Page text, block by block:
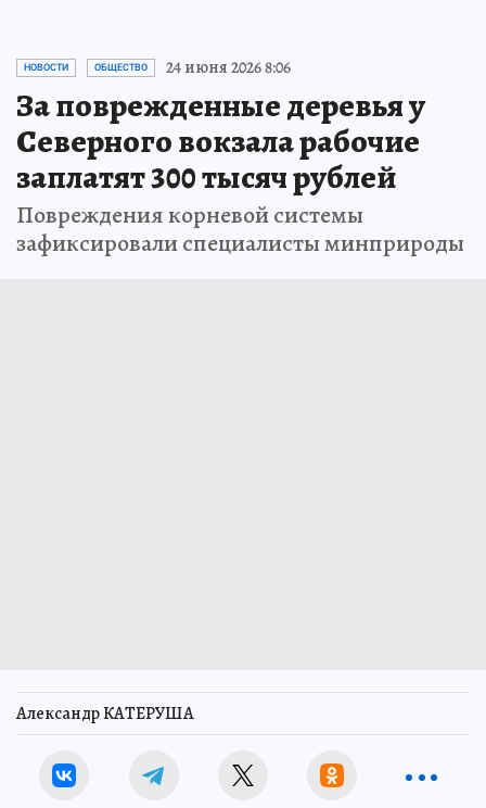
НОВОСТИ ОБЩЕСТВО 24 июня 2026 8:06
За поврежденные деревья у
Северного вокзала рабочие
заплатят 300 тысяч рублей
Повреждения корневой системы
зафиксировали специалисты минприроды
Александр КАТЕРУША